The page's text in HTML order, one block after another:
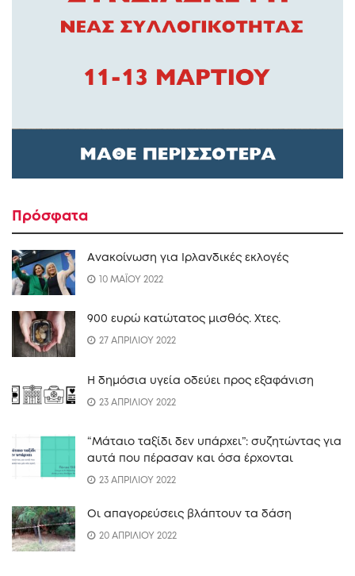
Πρόσφατα
Ανακοίνωση για Ιρλανδικές εκλογές
10 ΜΑΪΟΥ 2022
900 ευρώ κατώτατος μισθός. Xτες.
27 ΑΠΡΙΛΙΟΥ 2022
Η δημόσια υγεία οδεύει προς εξαφάνιση
23 ΑΠΡΙΛΙΟΥ 2022
“Mάταιο ταξίδι δεν υπάρχει”: συζητώντας για
αυτά που πέρασαν και όσα έρχονται
23 ΑΠΡΙΛΙΟΥ 2022
Οι απαγορεύσεις βλάπτουν τα δάση
20 ΑΠΡΙΛΙΟΥ 2022